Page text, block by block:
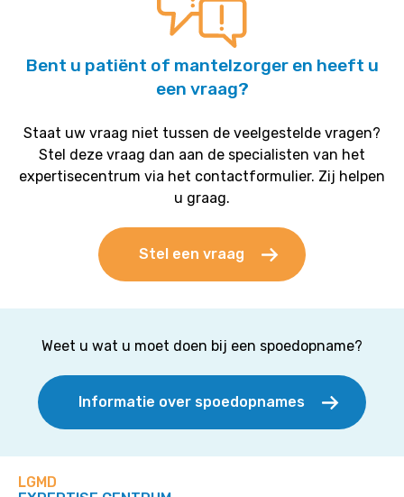
Bent u patiënt of mantelzorger en heeft u
een vraag?
Staat uw vraag niet tussen de veelgestelde vragen?
Stel deze vraag dan aan de specialisten van het
expertisecentrum via het contactformulier. Zij helpen
u graag.
Stel een vraag
Weet u wat u moet doen bij een spoedopname?
Informatie over spoedopnames
LGMD